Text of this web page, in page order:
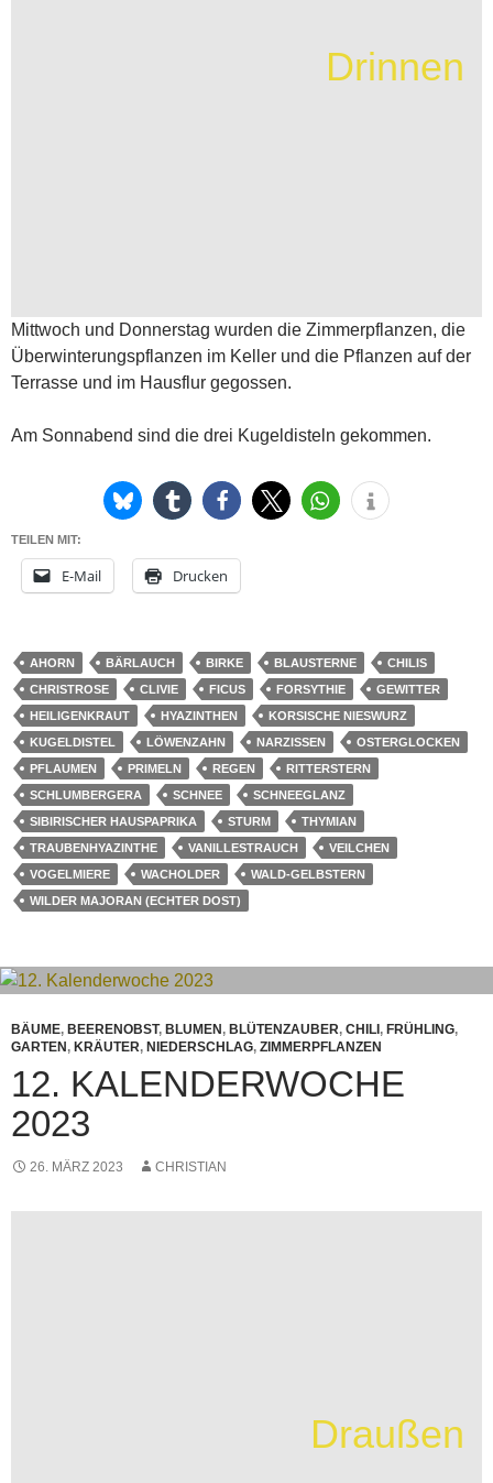
Drinnen
Mittwoch und Donnerstag wurden die Zimmerpflanzen, die
Überwinterungspflanzen im Keller und die Pflanzen auf der
Terrasse und im Hausflur gegossen.
Am Sonnabend sind die drei Kugeldisteln gekommen.
TEILEN MIT:
E-Mail Drucken
AHORN BÄRLAUCH BIRKE BLAUSTERNE
CHILIS
CHRISTROSE
CLIVIE FICUS FORSYTHIE
GEWITTER
HEILIGENKRAUT
HYAZINTHEN
KORSISCHE NIESWURZ
KUGELDISTEL
LÖWENZAHN NARZISSEN
OSTERGLOCKEN
PFLAUMEN
PRIMELN REGEN
RITTERSTERN
SCHLUMBERGERA
SCHNEE
SCHNEEGLANZ
SIBIRISCHER HAUSPAPRIKA
STURM
THYMIAN
TRAUBENHYAZINTHE
VANILLESTRAUCH
VEILCHEN
VOGELMIERE
WACHOLDER
WALD-GELBSTERN
WILDER MAJORAN (ECHTER DOST)
BÄUME, BEERENOBST, BLUMEN, BLÜTENZAUBER, CHILI, FRÜHLING,
GARTEN, KRÄUTER, NIEDERSCHLAG, ZIMMERPFLANZEN
12. KALENDERWOCHE
2023
26. MÄRZ 2023 CHRISTIAN
Draußen